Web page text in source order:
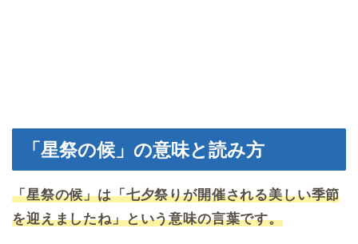
「星祭の候」の意味と読み方
「星祭の候」は「七夕祭りが開催される美しい季節
を迎えましたね」という意味の言葉です。